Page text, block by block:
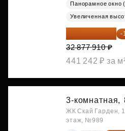
Панорамное окно
Увеличенная
26 959 886 ₽ -
32 877 910 ₽
441 242 ₽ за
3-комнатная,
ЖК Скай Гарден, 1
этаж, №989